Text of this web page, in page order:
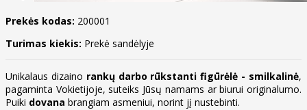
Prekės kodas: 200001
Turimas kiekis: Prekė sandėlyje
Unikalaus dizaino rankų darbo rūkstanti figūrėlė - smilkalinė,
pagaminta Vokietijoje, suteiks Jūsų namams ar biurui originalumo.
Puiki dovana brangiam asmeniui, norint jį nustebinti.